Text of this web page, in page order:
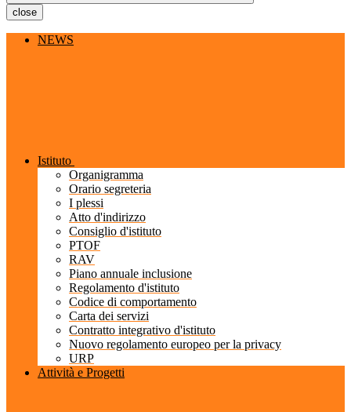
close
NEWS
Istituto
Organigramma
Orario segreteria
I plessi
Atto d'indirizzo
Consiglio d'istituto
PTOF
RAV
Piano annuale inclusione
Regolamento d'istituto
Codice di comportamento
Carta dei servizi
Contratto integrativo d'istituto
Nuovo regolamento europeo per la privacy
URP
Attività e Progetti